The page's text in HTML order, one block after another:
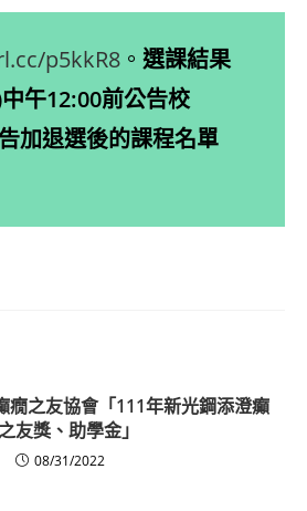
p5kkR8。 選課結果
午12:00前公告校
加退選後的課程名單
癇之友協會「111年新光鋼添澄癲
友獎、助學金」
08/31/2022